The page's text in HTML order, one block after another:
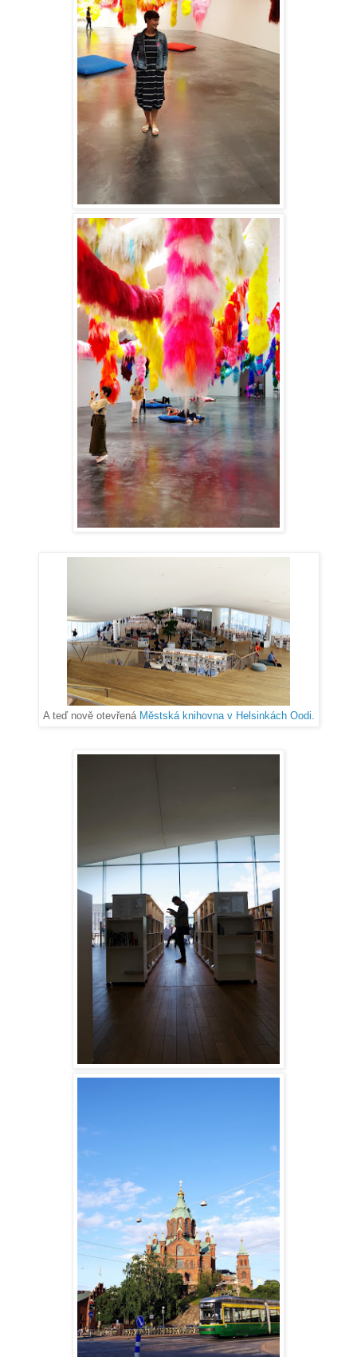
A teď nově otevřená Městská knihovna v Helsinkách Oodi.